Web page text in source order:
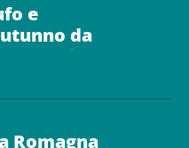
e
da
Romagna